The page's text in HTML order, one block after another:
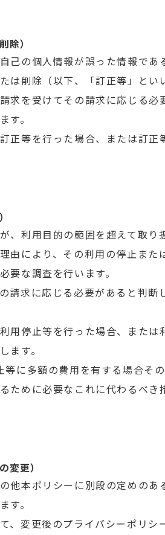
除）
己の個人情報が誤った情報で
は削除（以下、「訂正等」とい
求を受けてその請求に応じる
す。
正等を行った場合、または訂
、利用目的の範囲を超えて取
由により、その利用の停止ま
要な調査を行います。
請求に応じる必要があると判
用停止等を行った場合、また
ます。
に多額の費用を有する場合そ
ために必要なこれに代わるべ
変更）
他本ポリシーに別段の定めの
す。
、変更後のプライバシーポリ